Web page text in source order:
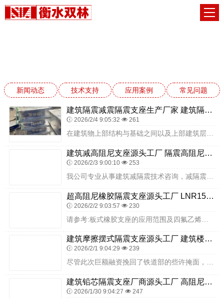
新闻动态 技术支持 应用案例 常见问题
建筑隔震减震隔震支座生产厂家 建筑隔震支座生产 建筑橡胶支座定制
2026/2/4 9:05:32 261
建筑减高阻尼支座源头工厂 隔震高阻尼橡胶支座厂家 高层隔震支座源头工厂
2026/2/3 9:00:10 253
超高阻尼橡胶隔震支座源头工厂 LNR1500橡胶支座什么价格 建筑铅芯橡胶防震支座定制生产厂家
2026/2/2 9:03:57 230
建筑摩擦摆式隔震支座源头工厂 建筑楼梯减震支座源头工厂 隔震层支座生产厂家
2026/2/1 9:04:29 239
尽管此次巨额融资挽回了铁道部的些许掩面，但同时铁道部又一次面临选择难题，是利用所融资金启动已停工的项目，还是先还清债务对供应商有所交代?建筑支座生产企业作为其中...
建筑铅芯隔震支座厂商源头工厂 高阻尼支座 LRB400铅芯隔震支座生产厂家
2026/1/30 9:04:27 247